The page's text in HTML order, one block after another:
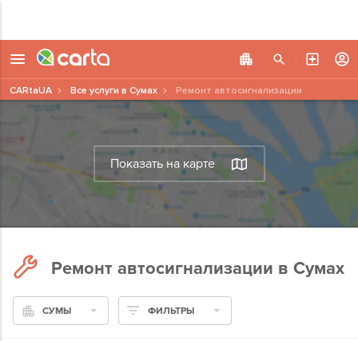
Показать на карте
CARtaUA Все услуги в Сумах Ремонт автосигнализации
Ремонт автосигнализации в Сумах
СУМЫ ФИЛЬТРЫ